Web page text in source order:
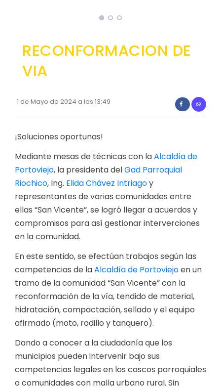
Plan de desarrollo y Ordenamiento Territorial -
Plan Anual Contratación - PAC
Convenios Institucionales
Cédulas presupuestarias y balances
Procesos de contratación
Ejecución Presupuestaria
Obras y proyectos
RECONFORMACION DE
VIA
1 de Mayo de 2024 a las 13:49
¡Soluciones oportunas!
Mediante mesas de técnicas con laAlcaldía de
Portoviejo, la presidenta delGad Parroquial
Riochico, Ing. Elida Chávez Intriagoy
representantes de varias comunidades entre
ellas “San Vicente”, se logró llegar a acuerdos y
compromisos para así gestionar interverciones
en la comunidad.
En este sentido, se efectúan trabajos según las
competencias de laAlcaldía de Portoviejoen un
tramo de la comunidad “San Vicente” con la
reconformación de la vía, tendido de material,
hidratación, compactación, sellado y el equipo
afirmado (moto, rodillo y tanquero).
Dando a conocer a la ciudadanía que los
municipios pueden intervenir bajo sus
competencias legales en los cascos parroquiales
o comunidades con malla urbano rural. Sin